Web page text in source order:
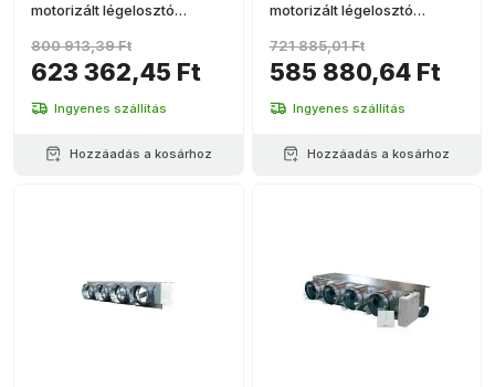
motorizált légelosztó
kimenet Ø200 mm (nagy
kapacitás)
623 362,45 Ft
800 913,39 Ft
Ingyenes szállítás
Hozzáadás a kosárhoz
motorizált légelosztó
kimenet Ø200 mm (nagy
kapacitás)
585 880,64 Ft
721 885,01 Ft
Ingyenes szállítás
Hozzáadás a kosárhoz